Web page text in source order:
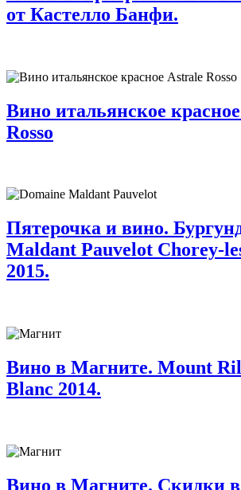
от Кастелло Банфи.
Вино итальянское
Rosso
Пятерочка и вино.
Maldant Pauvelot Chorey-
2015.
Вино в Магните. Mount
Blanc 2014.
Вино в Магните. Скидки